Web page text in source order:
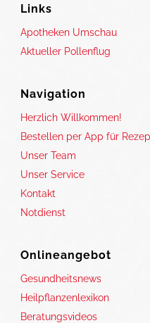
Links
Apotheken Umschau
Aktueller Pollenflug
Navigation
Herzlich Willkommen!
Bestellen per App für
Unser Team
Unser Service
Kontakt
Notdienst
Onlineangebot
Gesundheitsnews
Heilpflanzenlexikon
Beratungsvideos